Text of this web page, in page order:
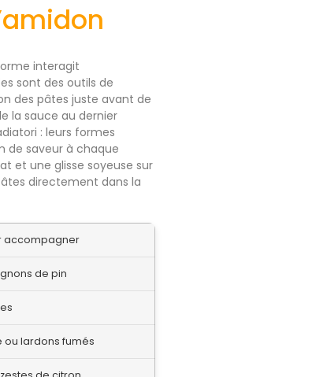
interagit
sont des outils de
des pâtes juste avant de
la sauce au dernier
: leurs formes
de saveur à chaque
et une glisse soyeuse sur
directement dans la
accompagner
de pin
ou lardons fumés